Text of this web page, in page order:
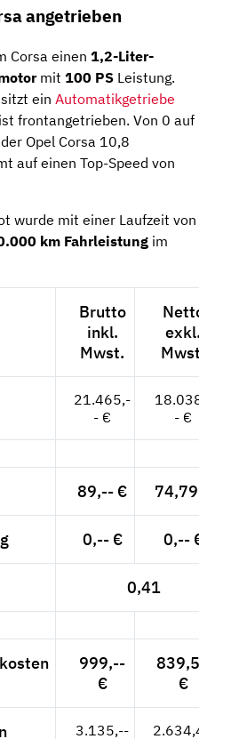
angetrieben
Corsa einen 1,2-Liter-
mit 100 PS Leistung.
ein Automatikgetriebe
frontangetrieben. Von 0 auf
Opel Corsa 10,8
auf einen Top-Speed von
wurde mit einer Laufzeit von
km Fahrleistung im
Brutto
inkl.
Mwst.
Netto
exkl.
Mwst.
21.465,-
- €
18.038,-
- €
89,-- € 74,79 €
0,-- € 0,-- €
0,41
999,--
€
839,50
€
3.135,-- 2.634,45